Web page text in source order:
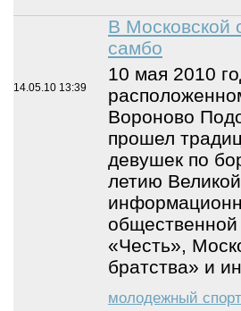
14.05.10 13:39
В Московской
самбо
10 мая 2010
Вороново
прошел
девушек по
летию
общественной
«Честь»,
братства» и
молодежный спорт